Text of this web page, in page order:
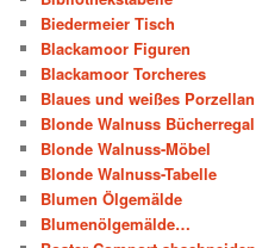
Biedermeier Tisch
Blackamoor Figuren
Blackamoor Torcheres
Blaues und weißes Porzellan
Blonde Walnuss Bücherregal
Blonde Walnuss-Möbel
Blonde Walnuss-Tabelle
Blumen Ölgemälde
Blumenölgemälde…